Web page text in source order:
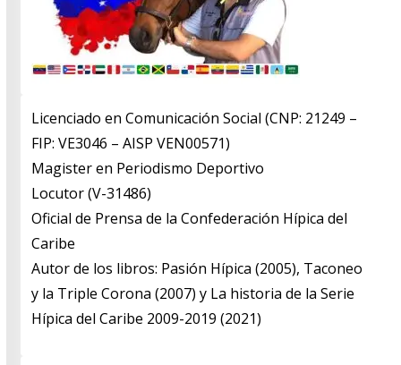
Licenciado en Comunicación Social (CNP: 21249 –
FIP: VE3046 – AISP VEN00571)
​Magister en Periodismo Deportivo
​Locutor (V-31486)
​Oficial de Prensa de la Confederación Hípica del
Caribe
​Autor de los libros: Pasión Hípica (2005), Taconeo
y la Triple Corona (2007) y La historia de la Serie
Hípica del Caribe 2009-2019 (2021)